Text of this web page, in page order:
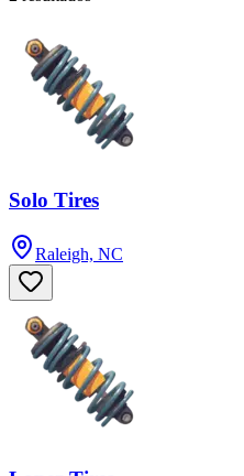
Solo Tires
Raleigh, NC